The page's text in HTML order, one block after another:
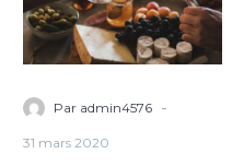
Par admin4576 -
31 mars 2020